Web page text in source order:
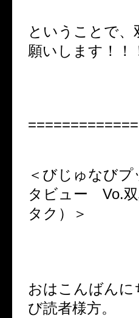
ということで
願いします！！
＜びじゅなび
タビュー Vo.
タク）＞
おはこんばん
び読者様方。